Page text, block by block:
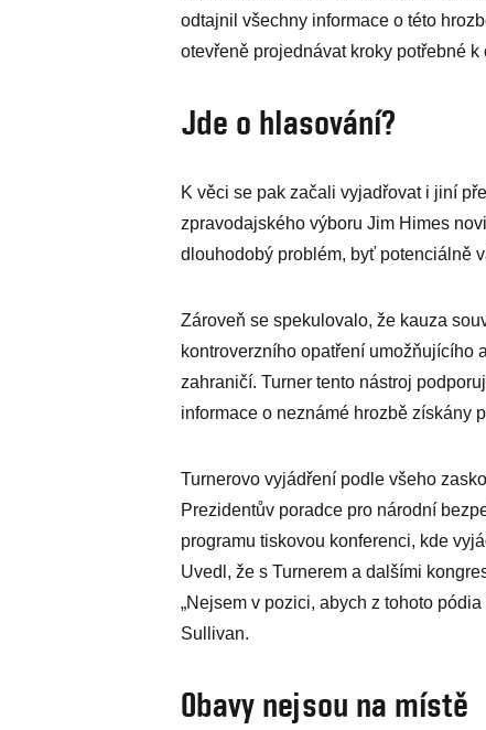
odtajnil všechny informace o této
otevřeně projednávat kroky potřebné
Jde o hlasování?
K věci se pak začali vyjadřovat i jiní
zpravodajského výboru Jim Himes
dlouhodobý problém, byť potenciálně
Zároveň se spekulovalo, že kauza
kontroverzního opatření umožňujícího
zahraničí. Turner tento nástroj
informace o neznámé hrozbě získány
Turnerovo vyjádření podle všeho
Prezidentův poradce pro národní
programu tiskovou konferenci, kde
Uvedl, že s Turnerem a dalšími
„Nejsem v pozici, abych z tohoto
Sullivan.
Obavy nejsou na místě